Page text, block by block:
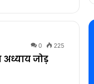
0 225
अध्याय जोड़